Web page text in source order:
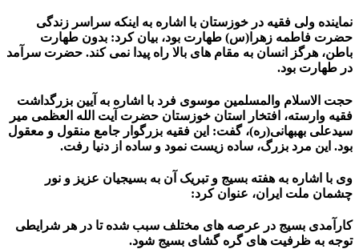
نماینده ولی فقیه در خوزستان با اشاره به اینکه سراسر زندگی
حضرت فاطمه زهرا(س) طهارت بود، بیان کرد: بدون طهارت
باطن، هرگز انسان به مقام های بالا راه پیدا نمی کند. حضرت سرآمد
در طهارت بود.
حجت الاسلام والمسلمین موسوی فرد با اشاره به آیین بزرگداشت
فقیه وارسته، افتخار استان خوزستان حضرت آیت الله العظمی میر
سیدعلی بهبهانی(ره)، گفت: این فقیه بزرگوار جامع منقول و معقول
بود. این مرد بزرگ، ساده زیست نمود و ساده از دنیا رفت.
وی با اشاره به هفته بسیج و تبریک آن به بسیجیان عزیز و نور
چشمان ملت ایران، عنوان کرد:
کارآمدی بسیج در عرصه های مختلف سبب شده تا در هر شرایطی
توجه به ظرفیت های گره گشای بسیج شود.